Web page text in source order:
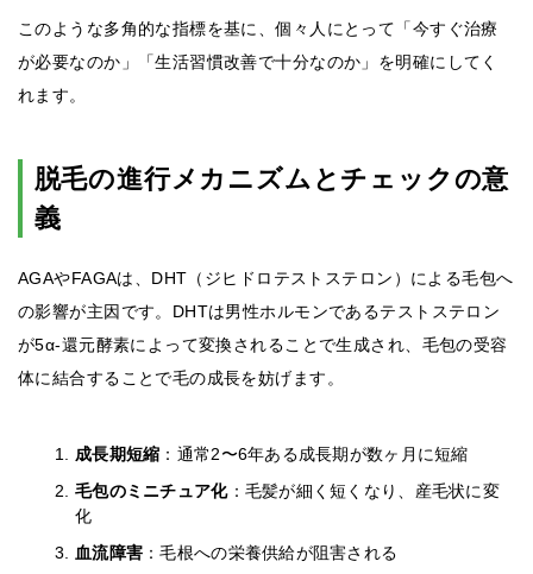
このような多角的な指標を基に、個々人にとって「今すぐ治療
が必要なのか」「生活習慣改善で十分なのか」を明確にしてく
れます。
脱毛の進行メカニズムとチェックの意
義
AGAやFAGAは、DHT（ジヒドロテストステロン）による毛包へ
の影響が主因です。DHTは男性ホルモンであるテストステロン
が5α-還元酵素によって変換されることで生成され、毛包の受容
体に結合することで毛の成長を妨げます。
成長期短縮 ：通常2〜6年ある成長期が数ヶ月に短縮
毛包のミニチュア化：毛髪が細く短くなり、産毛状に変
化
血流障害 ：毛根への栄養供給が阻害される